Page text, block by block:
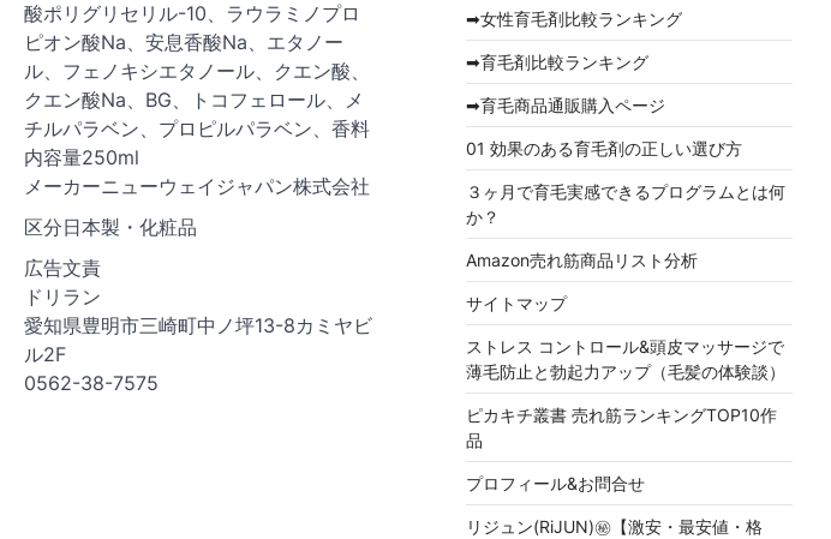
酸ポリグリセリル-10、ラウラミノプロ
ピオン酸Na、安息香酸Na、エタノー
ル、フェノキシエタノール、クエン酸、
クエン酸Na、BG、トコフェロール、メ
チルパラベン、プロピルパラベン、香料
内容量250ml
メーカーニューウェイジャパン株式会社
区分日本製・化粧品
広告文責
ドリラン
愛知県豊明市三崎町中ノ坪13-8カミヤビ
ル2F
0562-38-7575
➡女性育毛剤比較ランキング
➡育毛剤比較ランキング
➡育毛商品通販購入ページ
01 効果のある育毛剤の正しい選び方
３ヶ月で育毛実感できるプログラムとは何
か？
Amazon売れ筋商品リスト分析
サイトマップ
ストレス コントロール&頭皮マッサージで
薄毛防止と勃起力アップ（毛髪の体験談）
ピカキチ叢書 売れ筋ランキングTOP10作
品
プロフィール&お問合せ
リジュン(RiJUN)㊙【激安・最安値・格